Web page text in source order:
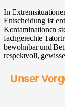
In
Entscheidung ist
Kontaminationen
fachgerechte
bewohnbar und
respektvoll,
Unser